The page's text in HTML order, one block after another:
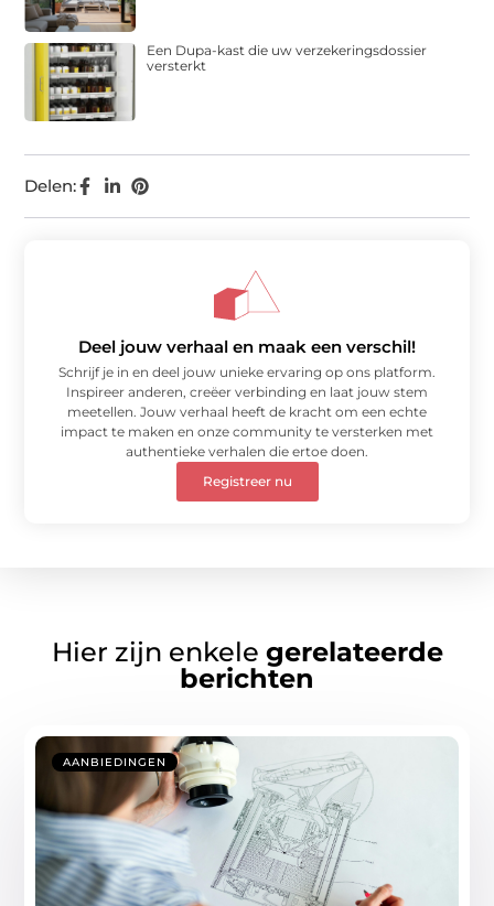
Delen:
Een Dupa-kast die uw verzekeringsdossier
versterkt
Deel jouw verhaal en maak een verschil!
Schrijf je in en deel jouw unieke ervaring op ons platform.
Inspireer anderen, creëer verbinding en laat jouw stem
meetellen. Jouw verhaal heeft de kracht om een echte
impact te maken en onze community te versterken met
authentieke verhalen die ertoe doen.
Registreer nu
Hier zijn enkele gerelateerde
berichten
AANBIEDINGEN